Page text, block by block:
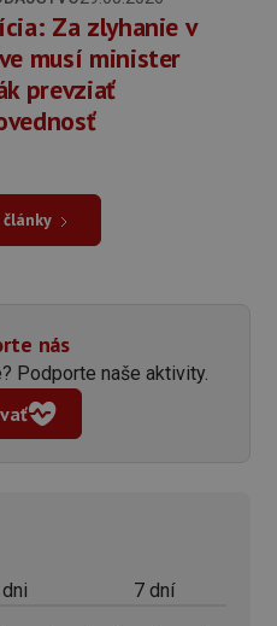
Za zlyhanie v
musí minister
prevziať
nás
Podporte naše aktivity.
7 dní